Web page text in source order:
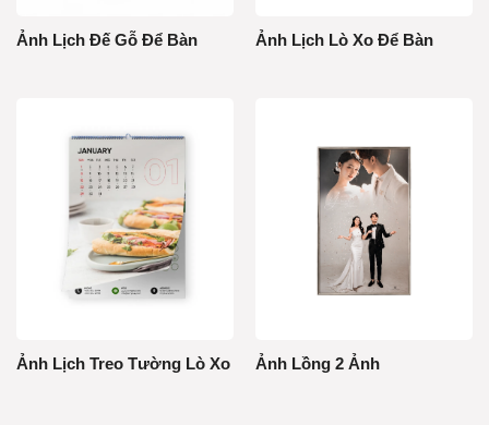
Ảnh Lịch Đế Gỗ Để Bàn Ảnh Lịch Lò Xo Để Bàn
Ảnh Lịch Treo Tường Lò Xo Ảnh Lồng 2 Ảnh